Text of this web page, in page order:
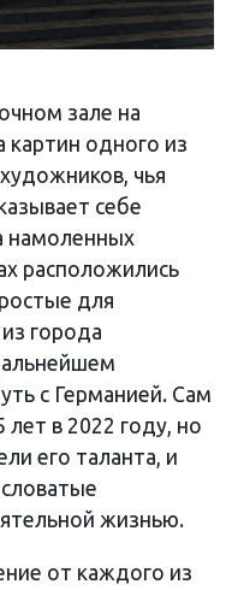
зале на
картин одного из
чья
себе
намоленных
расположились
для
города
с Германией. Сам
лет в 2022 году, но
его таланта, и
жизнью.
от каждого из